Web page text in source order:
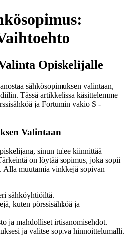
Opiskelijalle
sähkösopimuksen valintaan,
Tässä artikkelissa käsittelemme
ja Fortumin vakio S -
Valintaan
sinun tulee kiinnittää
on löytää sopimus, joka sopii
Alla muutamia vinkkejä sopivan
sähköyhtiöiltä.
kuten pörssisähköä ja
ja mahdolliset irtisanomisehdot.
ja valitse sopiva hinnoittelumalli.